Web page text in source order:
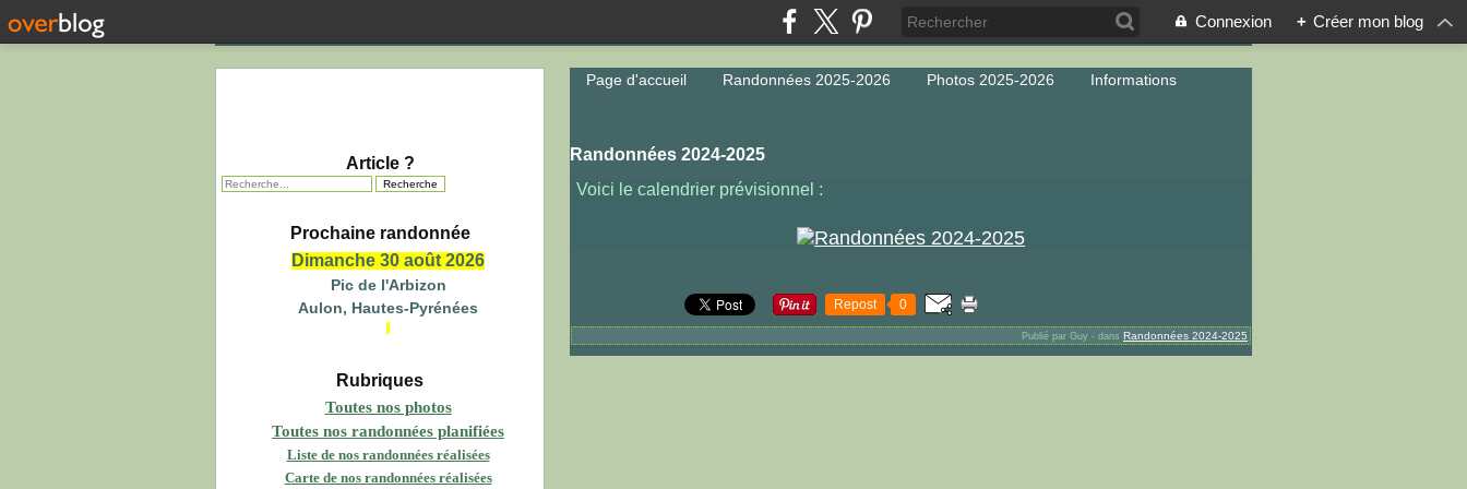
Connexion + Créer mon blog
Article ?
Prochaine randonnée
Dimanche 30 août 2026
Pic de l'Arbizon
Aulon, Hautes-Pyrénées
Rubriques
Toutes nos photos
Toutes nos randonnées planifiées
Liste de nos randonnées réalisées
Carte de nos randonnées réalisées
Page d'accueil Randonnées 2025-2026 Photos 2025-2026 Informations
Randonnées 2024-2025
Voici le calendrier prévisionnel :
Repost 0
Publié par Guy - dans Randonnées 2024-2025